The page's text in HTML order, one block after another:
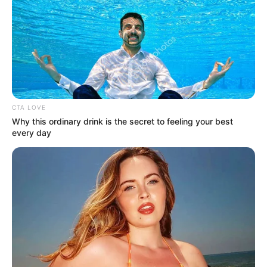
arredondados
5) Passe cola de tecido na parte exterior das
pétalas
6) Cole o tecido na parte exterior das pétalas e
passe mais uma camada de cola de tecido sobre
7) Corte as sobras de tecido para dar acabamento
8) Corte a bolinha de isopor ao meio, passe cola
nela e envolva com tecido para revestir
9) Coloque essa meia bolinha no meio da flor para
servir de miolo
CTA LOVE
Why this ordinary drink is the secret to feeling your best
every day